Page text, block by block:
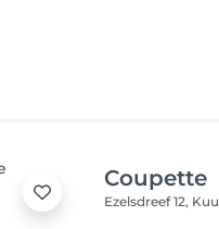
Coupette
Ezelsdreef 12,